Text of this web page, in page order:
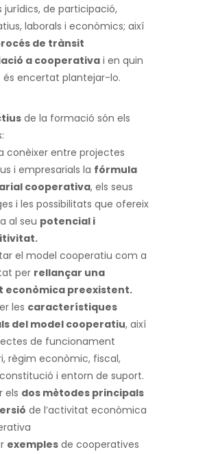
jurídics, de participació,
laborals i econòmics; així
de trànsit
a cooperativa i en quin
encertat plantejar-lo.
de la formació són els
conèixer entre projectes
i empresarials la fórmula
cooperativa, els seus
i les possibilitats que ofereix
al seu potencial i
el model cooperatiu com a
per rellançar una
econòmica preexistent.
les característiques
del model cooperatiu, així
de funcionament
règim econòmic, fiscal,
i entorn de suport.
els dos mètodes principals
de l’activitat econòmica
exemples de cooperatives